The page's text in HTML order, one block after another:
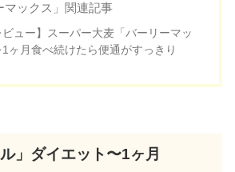
マックス」関連記事
ビュー】スーパー大麦「バーリーマッ
ヶ月食べ続けたら便通がすっきり
」ダイエット〜1ヶ月